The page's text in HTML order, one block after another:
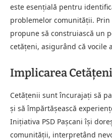
este esențială pentru
problemelor comunității. Prin
propune să construiască un
cetățeni, asigurând că vocile
Implicarea
Cetățenii sunt încurajați să
și să împărtășească
Inițiativa PSD Pașcani își
comunității, interpretând